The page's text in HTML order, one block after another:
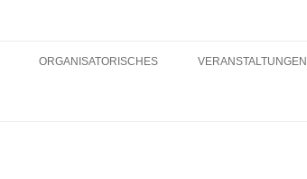
ORGANISATORISCHES VERANSTALTUNGEN